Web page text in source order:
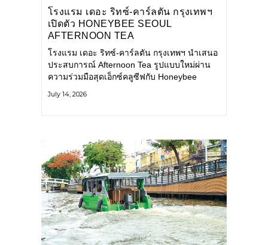
โรงแรม เดอะ ริทซ์-คาร์ลตัน กรุงเทพฯ
เปิดตัว HONEYBEE SEOUL
AFTERNOON TEA
COLLABORATION ณ คาเลโอ
(CALEŌ) ชวนสัมผัสเสน่ห์ของขนม
หวานร่วมสมัยจากกรุงโซล
โรงแรม เดอะ ริทซ์-คาร์ลตัน กรุงเทพฯ นำเสนอ
ประสบการณ์ Afternoon Tea รูปแบบใหม่ผ่าน
ความร่วมมือสุดเอ็กซ์คลูซีฟกับ Honeybee
ดังจากกรุงโซล นำโดยเชฟอึนจอง
July 14, 2026